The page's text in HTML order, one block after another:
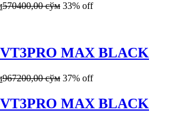
570400,00сўм 33% off
MAX BLACK
967200,00сўм 37% off
MAX BLACK